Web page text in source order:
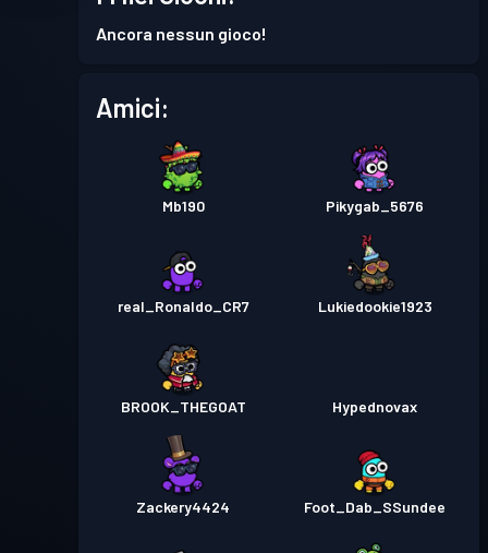
Ancora nessun gioco!
Amici:
Mb190 Pikygab_5676
real_Ronaldo_CR7 Lukiedookie1923
BROOK_THEGOAT Hypednovax
Zackery4424 Foot_Dab_SSundee